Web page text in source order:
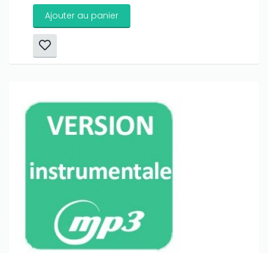
Ajouter au panier